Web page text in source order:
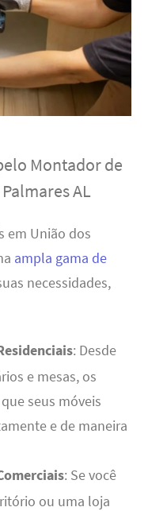
Montador de
AL
em União dos
ampla gama de
necessidades,
: Desde
e mesas, os
seus móveis
e de maneira
: Se você
ou uma loja